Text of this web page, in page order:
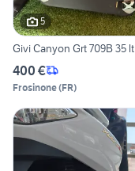
5
Givi Canyon Grt 709B 35 lt
400 €
Frosinone(FR)